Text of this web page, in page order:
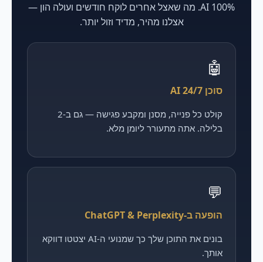
100% AI. מה שאצל אחרים לוקח חודשים ועולה הון —
אצלנו מהיר, מדיד וזול יותר.
🤖
סוכן AI 24/7
קולט כל פנייה, מסנן ומקבע פגישה — גם ב-2
בלילה. אתה מתעורר ליומן מלא.
💬
הופעה ב-ChatGPT & Perplexity
בונים את התוכן שלך כך שמנועי ה-AI יצטטו דווקא
אותך.